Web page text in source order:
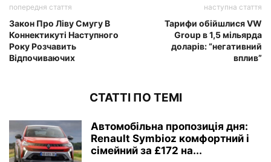
попередня стаття
Закон Про Ліву Смугу В
Коннектикуті Наступного
Року Розчавить
Відпочиваючих
наступна стаття
Тарифи обійшлися VW
Group в 1,5 мільярда
доларів: “негативний
вплив”
СТАТТІ ПО ТЕМІ
Автомобільна пропозиція дня:
Renault Symbioz комфортний і
сімейний за £172 на...